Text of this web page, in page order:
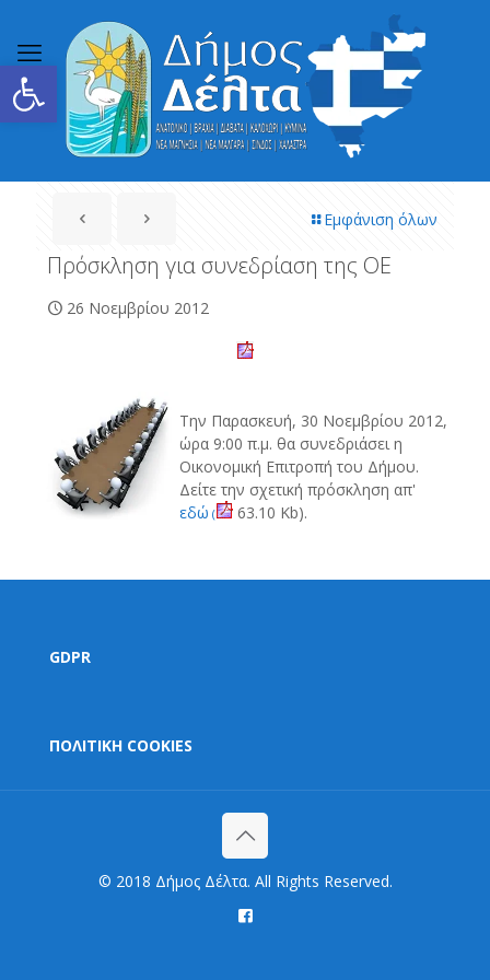
Ανοίξτε τη γραμμή εργαλείων
Εμφάνιση όλων
Πρόσκληση για συνεδρίαση της ΟΕ
26 Νοεμβρίου 2012
Την Παρασκευή, 30 Νοεμβρίου 2012,
ώρα 9:00 π.μ. θα συνεδριάσει η
Οικονομική Επιτροπή του Δήμου.
Δείτε την σχετική πρόσκληση απ'
εδώ ( 63.10 Kb).
GDPR
ΠΟΛΙΤΙΚΗ COOKIES
© 2018 Δήμος Δέλτα. All Rights Reserved.